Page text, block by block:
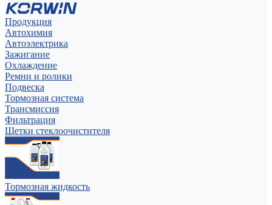
Продукция
Автохимия
Автоэлектрика
Зажигание
Охлаждение
Ремни и ролики
Подвеска
Тормозная система
Трансмиссия
Фильтрация
Щетки стеклоочистителя
Тормозная жидкость